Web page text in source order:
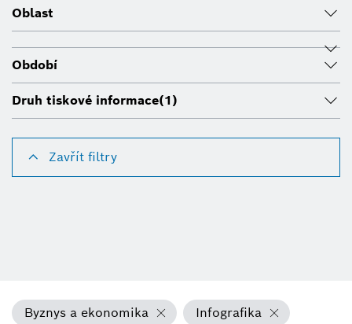
Oblast
Období
Druh tiskové informace(1)
Zavřít filtry
Byznys a ekonomika Infografika